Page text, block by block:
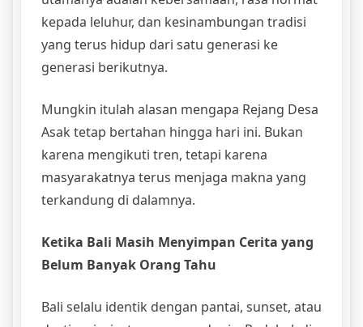
kepada leluhur, dan kesinambungan tradisi
yang terus hidup dari satu generasi ke
generasi berikutnya.
Mungkin itulah alasan mengapa Rejang Desa
Asak tetap bertahan hingga hari ini. Bukan
karena mengikuti tren, tetapi karena
masyarakatnya terus menjaga makna yang
terkandung di dalamnya.
Ketika Bali Masih Menyimpan Cerita yang
Belum Banyak Orang Tahu
Bali selalu identik dengan pantai, sunset, atau